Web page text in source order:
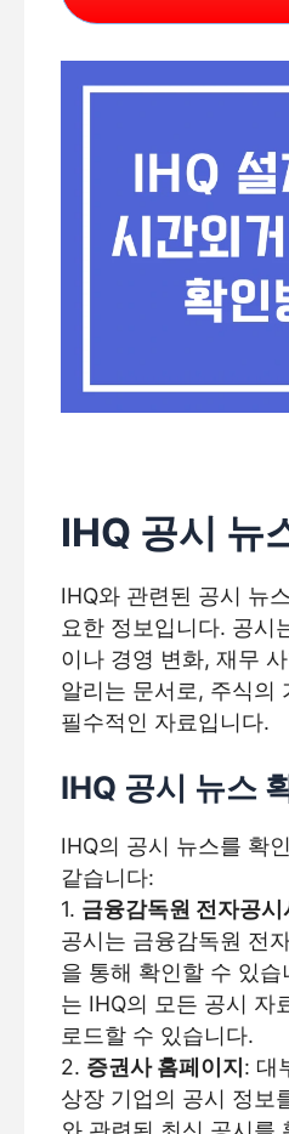
IHQ 공시 뉴
IHQ와 관련된 공시 뉴
요한 정보입니다. 공시
이나 경영 변화, 재무
알리는 문서로, 주식의
필수적인 자료입니다.
IHQ 공시 뉴스
IHQ의 공시 뉴스를 확
같습니다:
1. 금융감독원 전자공시
공시는 금융감독원 전
을 통해 확인할 수 있습
는 IHQ의 모든 공시 자
로드할 수 있습니다.
2. 증권사 홈페이지 : 대
상장 기업의 공시 정보